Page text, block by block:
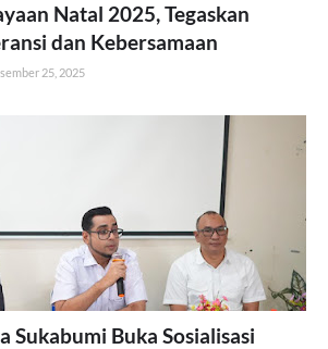
Natal 2025, Tegaskan
dan Kebersamaan
25, 2025
Sukabumi Buka Sosialisasi